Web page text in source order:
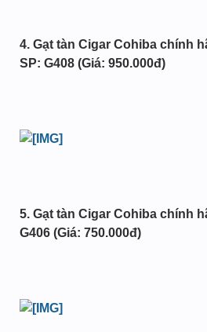
4. Gạt tàn Cigar Cohiba chính
SP: G408 (Giá: 950.000đ)
5. Gạt tàn Cigar Cohiba chính
G406 (Giá: 750.000đ)